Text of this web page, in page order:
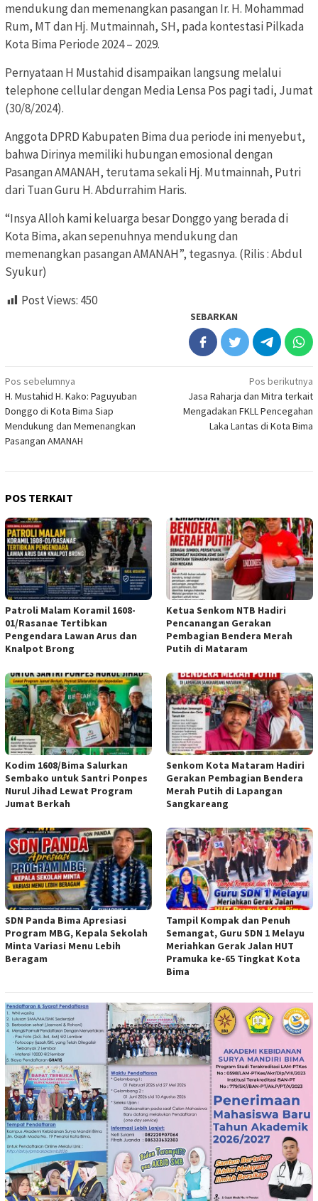
mendukung dan memenangkan pasangan Ir. H. Mohammad
Rum, MT dan Hj. Mutmainnah, SH, pada kontestasi Pilkada
Kota Bima Periode 2024 – 2029.
Pernyataan H Mustahid disampaikan langsung melalui
telephone cellular dengan Media Lensa Pos pagi tadi, Jumat
(30/8/2024).
Anggota DPRD Kabupaten Bima dua periode ini menyebut,
bahwa Dirinya memiliki hubungan emosional dengan
Pasangan AMANAH, terutama sekali Hj. Mutmainnah, Putri
dari Tuan Guru H. Abdurrahim Haris.
“Insya Alloh kami keluarga besar Donggo yang berada di
Kota Bima, akan sepenuhnya mendukung dan
memenangkan pasangan AMANAH”, tegasnya. (Rilis : Abdul
Syukur)
Post Views: 450
SEBARKAN
Navigasi
pos
Pos sebelumnya
H. Mustahid H. Kako: Paguyuban
Donggo di Kota Bima Siap
Mendukung dan Memenangkan
Pasangan AMANAH
Pos berikutnya
Jasa Raharja dan Mitra terkait
Mengadakan FKLL Pencegahan
Laka Lantas di Kota Bima
POS TERKAIT
Patroli Malam Koramil 1608-
01/Rasanae Tertibkan
Pengendara Lawan Arus dan
Knalpot Brong
Ketua Senkom NTB Hadiri
Pencanangan Gerakan
Pembagian Bendera Merah
Putih di Mataram
Kodim 1608/Bima Salurkan
Sembako untuk Santri Ponpes
Nurul Jihad Lewat Program
Jumat Berkah
Senkom Kota Mataram Hadiri
Gerakan Pembagian Bendera
Merah Putih di Lapangan
Sangkareang
SDN Panda Bima Apresiasi
Program MBG, Kepala Sekolah
Minta Variasi Menu Lebih
Beragam
Tampil Kompak dan Penuh
Semangat, Guru SDN 1 Melayu
Meriahkan Gerak Jalan HUT
Pramuka ke-65 Tingkat Kota
Bima